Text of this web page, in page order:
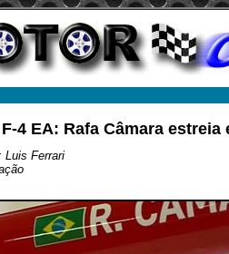
F-4 EA: Rafa Câmara
Luis Ferrari